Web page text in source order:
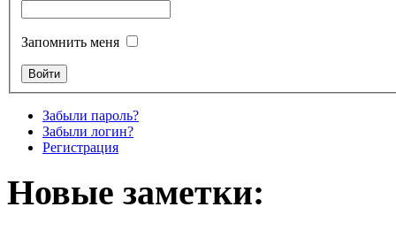
Запомнить меня
Забыли пароль?
Забыли логин?
Регистрация
Новые заметки: